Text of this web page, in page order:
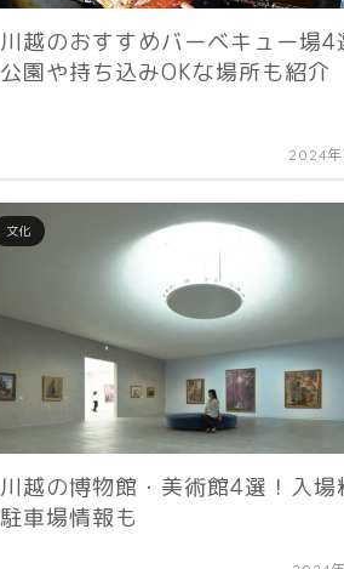
川越のおすすめバーベキュー場4
公園や持ち込みOKな場所も紹介
2024
文化
川越の博物館・美術館4選！入場
駐車場情報も